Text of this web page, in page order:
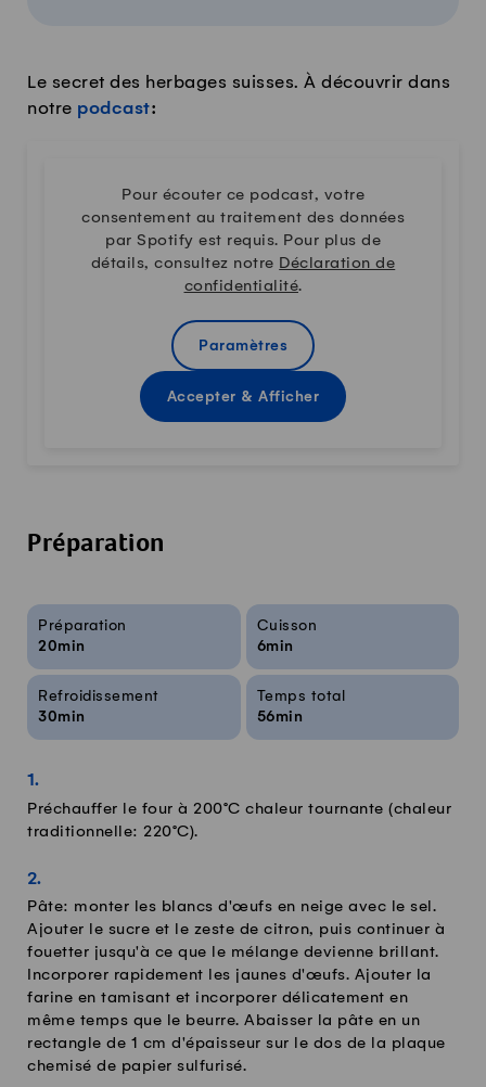
Le secret des herbages suisses. À découvrir dans
notre podcast:
Pour écouter ce podcast, votre
consentement au traitement des données
par Spotify est requis. Pour plus de
détails, consultez notre Déclaration de
confidentialité.
Paramètres
Accepter & Afficher
Préparation
Infos sur la recette
Préparation
20min
Cuisson
6min
Refroidissement
30min
Temps total
56min
Préchauffer le four à 200°C chaleur tournante (chaleur
traditionnelle: 220°C).
Pâte: monter les blancs d'œufs en neige avec le sel.
Ajouter le sucre et le zeste de citron, puis continuer à
fouetter jusqu'à ce que le mélange devienne brillant.
Incorporer rapidement les jaunes d'œufs. Ajouter la
farine en tamisant et incorporer délicatement en
même temps que le beurre. Abaisser la pâte en un
rectangle de 1 cm d'épaisseur sur le dos de la plaque
chemisé de papier sulfurisé.